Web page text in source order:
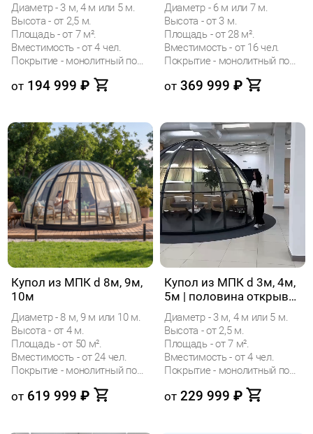
Диаметр - 3 м, 4 м или 5 м.
Высота - от 2,5 м.
Площадь - от 7 м².
Вместимость - от 4 чел.
Покрытие - монолитный поликарбонат (МПК)
от 194 999 ₽
Диаметр - 6 м или 7 м.
Высота - от 3 м.
Площадь - от 28 м².
Вместимость - от 16 чел.
от 369 999 ₽
Купол из МПК d 8м, 9м,
10м
Диаметр - 8 м, 9 м или 10 м.
Высота - от 4 м.
Площадь - от 50 м².
Вместимость - от 24 чел.
Покрытие - монолитный поликарбонат (МПК)
от 619 999 ₽
Купол из МПК d 3м, 4м,
5м | половина открыва
ния
Диаметр - 3 м, 4 м или 5 м.
Высота - от 2,5 м.
Площадь - от 7 м².
Вместимость - от 4 чел.
Покрытие - монолитный поликарбонат (МПК)
от 229 999 ₽